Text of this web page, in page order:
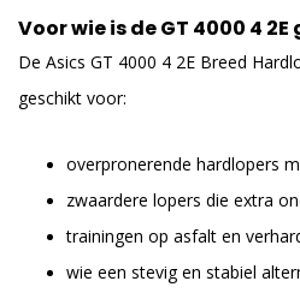
Voor wie is de GT 4000 4
De Asics GT 4000 4 2E Breed
geschikt voor:
overpronerende hardlopers
zwaardere lopers die extra
trainingen op asfalt en
wie een stevig en stabiel